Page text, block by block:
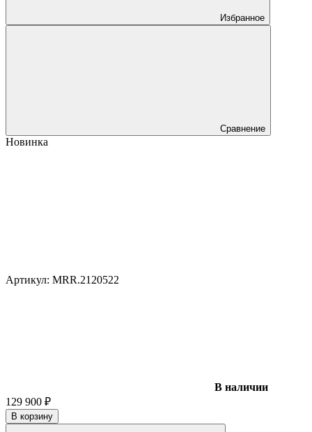
Избранное
Сравнение
Новинка
Артикул: MRR.2120522
В наличии
129 900 ₽
В корзину